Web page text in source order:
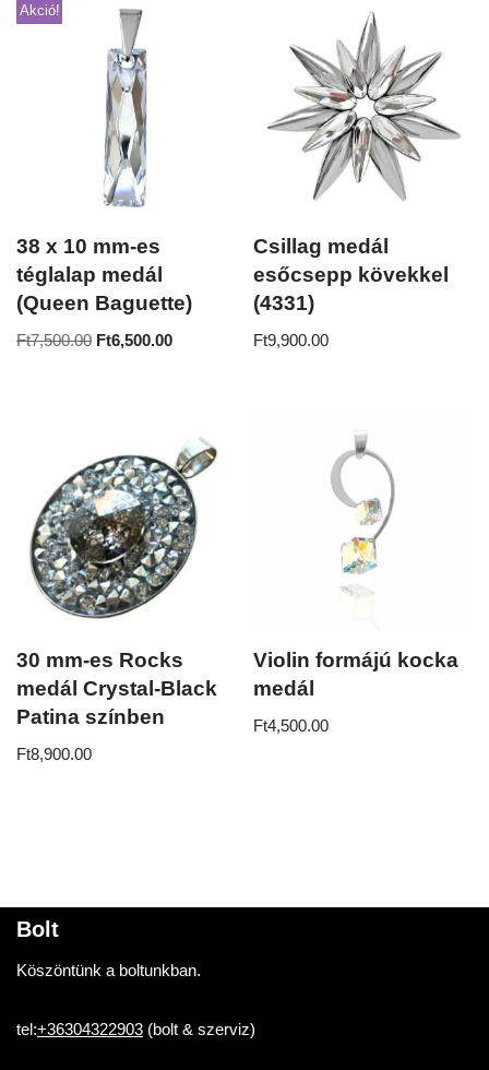
Akció!
38 x 10 mm-es
téglalap medál
(Queen Baguette)
Ft7,500.00 Ft6,500.00
Csillag medál
esőcsepp kövekkel
(4331)
Ft9,900.00
30 mm-es Rocks
medál Crystal-Black
Patina színben
Ft8,900.00
Violin formájú kocka
medál
Ft4,500.00
Bolt
Köszöntünk a boltunkban.
tel:+36304322903 (bolt & szerviz)